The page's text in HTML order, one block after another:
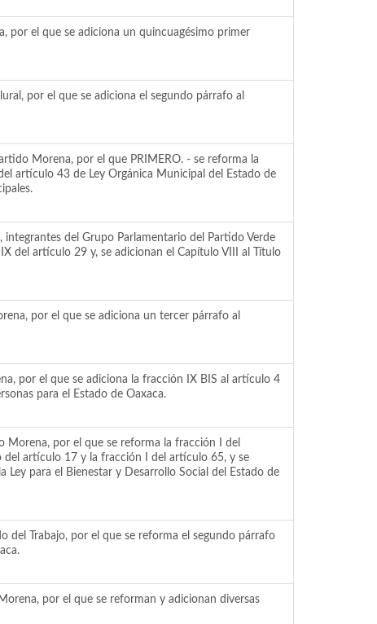
por el que se adiciona un quincuagésimo primer
por el que se adiciona el segundo párrafo al
Morena, por el que PRIMERO. - se reforma la
artículo 43 de Ley Orgánica Municipal del Estado de
del Grupo Parlamentario del Partido Verde
del artículo 29 y, se adicionan el Capítulo VIII al Título
por el que se adiciona un tercer párrafo al
por el que se adiciona la fracción IX BIS al artículo 4
para el Estado de Oaxaca.
Morena, por el que se reforma la fracción I del
artículo 17 y la fracción I del artículo 65, y se
para el Bienestar y Desarrollo Social del Estado de
Trabajo, por el que se reforma el segundo párrafo
por el que se reforman y adicionan diversas